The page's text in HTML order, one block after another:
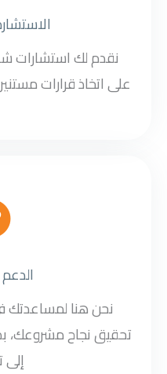
نقدم لك استشارات
على اتخاذ قرارات
نحن هنا
تحقيق نجاح مشروعك،
إلى